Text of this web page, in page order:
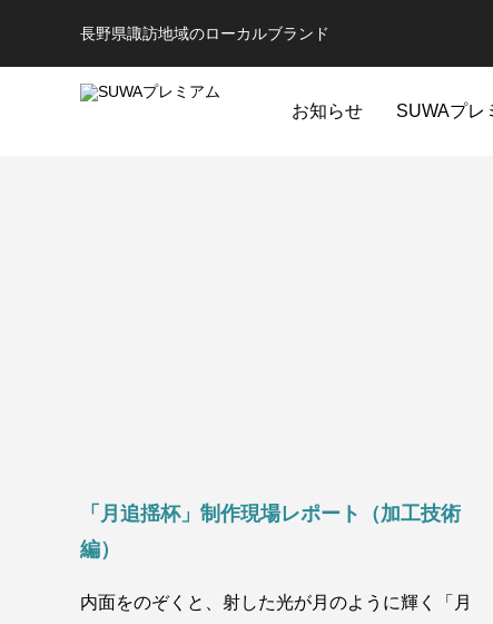
長野県諏訪地域のローカルブランド
お知らせ SUWAプレ
「月追揺杯」制作現場レポート（加工技術
編）
内面をのぞくと、射した光が月のように輝く「月